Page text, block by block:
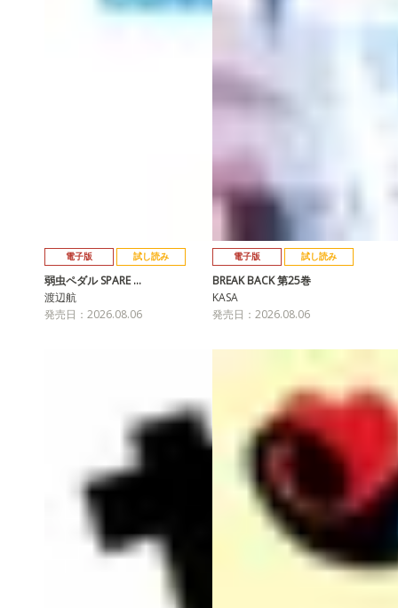
電子版 試し読み
弱虫ペダル SPARE …
渡辺航
発売日：2026.08.06
電子版 試し読み
BREAK BACK 第25巻
KASA
発売日：2026.08.06